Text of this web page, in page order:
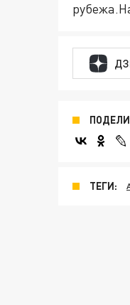
ТЕГИ: